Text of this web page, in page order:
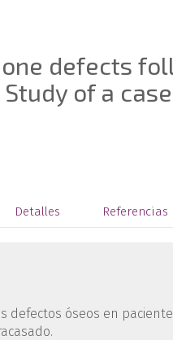
defects
of a
Detalles Referencias
defectos óseos en